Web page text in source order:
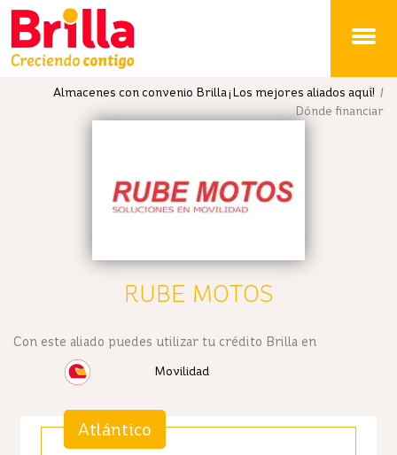
Almacenes con convenio Brilla ¡Los mejores aliados aquí! /
Dónde financiar
RUBE MOTOS
Con este aliado puedes utilizar tu crédito Brilla en
Movilidad
Atlántico